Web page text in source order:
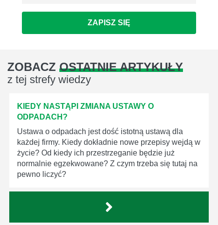
ZAPISZ SIĘ
ZOBACZ OSTATNIE ARTYKUŁY
z tej strefy wiedzy
KIEDY NASTĄPI ZMIANA USTAWY O
ODPADACH?
Ustawa o odpadach jest dość istotną ustawą dla
każdej firmy. Kiedy dokładnie nowe przepisy wejdą w
życie? Od kiedy ich przestrzeganie będzie już
normalnie egzekwowane? Z czym trzeba się tutaj na
pewno liczyć?